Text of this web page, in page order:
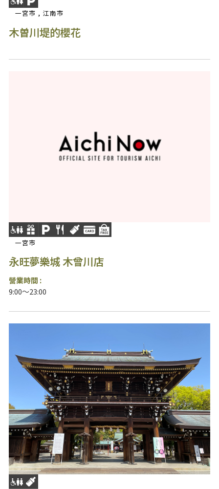
一宮市 , 江南市
木曽川堤的櫻花
一宮市
永旺夢樂城 木曾川店
營業時間 :
9:00～23:00